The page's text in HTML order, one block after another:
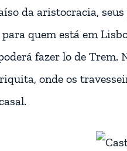
da aristocracia,
quem está em
fazer lo de
onde os